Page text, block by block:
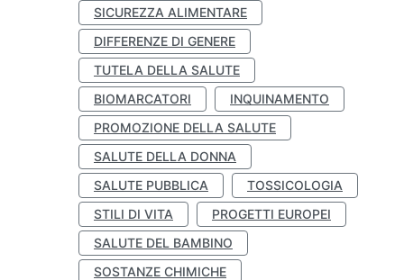
SICUREZZA ALIMENTARE
DIFFERENZE DI GENERE
TUTELA DELLA SALUTE
BIOMARCATORI
INQUINAMENTO
PROMOZIONE DELLA SALUTE
SALUTE DELLA DONNA
SALUTE PUBBLICA
TOSSICOLOGIA
STILI DI VITA
PROGETTI EUROPEI
SALUTE DEL BAMBINO
SOSTANZE CHIMICHE